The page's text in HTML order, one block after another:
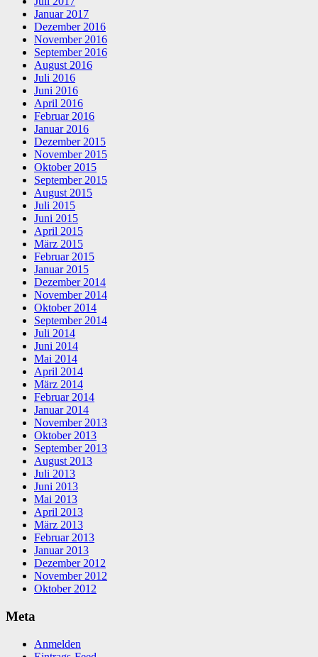
Januar 2017
Dezember 2016
November 2016
September 2016
August 2016
Juli 2016
Juni 2016
April 2016
Februar 2016
Januar 2016
Dezember 2015
November 2015
Oktober 2015
September 2015
August 2015
Juli 2015
Juni 2015
April 2015
März 2015
Februar 2015
Januar 2015
Dezember 2014
November 2014
Oktober 2014
September 2014
Juli 2014
Juni 2014
Mai 2014
April 2014
März 2014
Februar 2014
Januar 2014
November 2013
Oktober 2013
September 2013
August 2013
Juli 2013
Juni 2013
Mai 2013
April 2013
März 2013
Februar 2013
Januar 2013
Dezember 2012
November 2012
Oktober 2012
Meta
Anmelden